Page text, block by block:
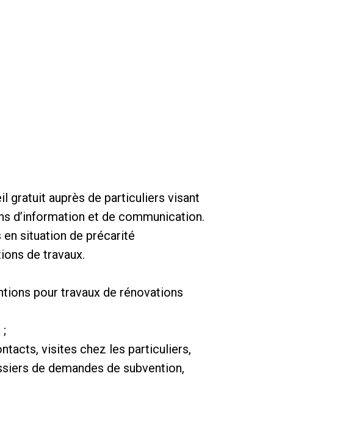
gratuit auprès de particuliers visant
d’information et de communication.
en situation de précarité
de travaux.
pour travaux de rénovations
visites chez les particuliers,
de demandes de subvention,